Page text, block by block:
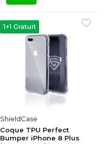
1+1 Gratuit
ShieldCase
Coque TPU Perfect
Bumper iPhone 8 Plus